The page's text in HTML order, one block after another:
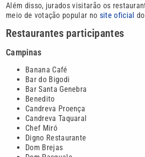
Além disso, jurados visitarão os
meio de votação popular no site oficial
Restaurantes participantes
Campinas
Banana Café
Bar do Bigodi
Bar Santa Genebra
Benedito
Candreva Proença
Candreva Taquaral
Chef Miró
Digno Restaurante
Dom Brejas